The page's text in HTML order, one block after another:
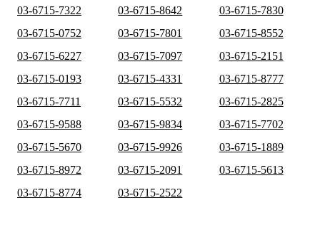
03-6715-7322
03-6715-8642
03-6715-7830
03-6715-0752
03-6715-7801
03-6715-8552
03-6715-6227
03-6715-7097
03-6715-2151
03-6715-0193
03-6715-4331
03-6715-8777
03-6715-7711
03-6715-5532
03-6715-2825
03-6715-9588
03-6715-9834
03-6715-7702
03-6715-5670
03-6715-9926
03-6715-1889
03-6715-8972
03-6715-2091
03-6715-5613
03-6715-8774
03-6715-2522